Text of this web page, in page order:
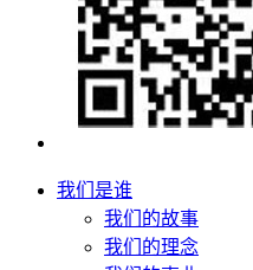
我们是谁
我们的故事
我们的理念